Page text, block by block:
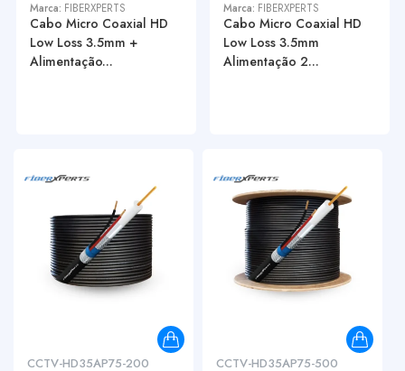
Marca: FIBERXPERTS
Cabo Micro Coaxial HD
Low Loss 3.5mm +
Alimentação...
Marca: FIBERXPERTS
Cabo Micro Coaxial HD
Low Loss 3.5mm
Alimentação 2...
CCTV-HD35AP75-200 CCTV-HD35AP75-500